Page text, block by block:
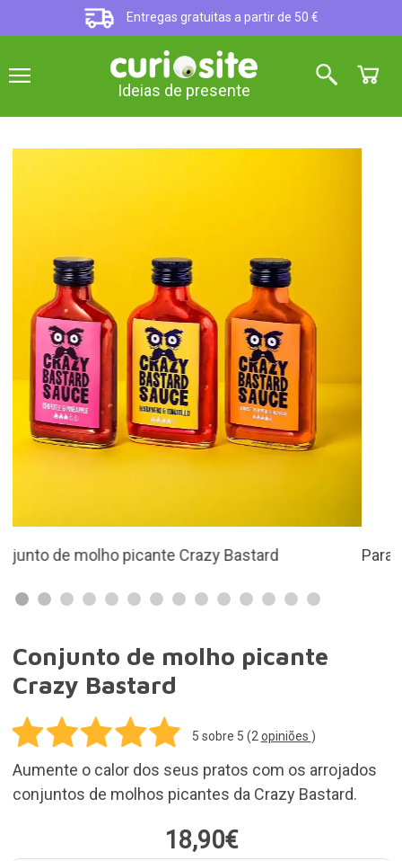
Entregas gratuitas a partir de 50 €
Ideias de presente
Para os amantes de comida picante
Conjunto de molho picante
Crazy Bastard
5 sobre 5 (2 opiniões )
Aumente o calor dos seus pratos com os arrojados
conjuntos de molhos picantes da Crazy Bastard.
18,90€